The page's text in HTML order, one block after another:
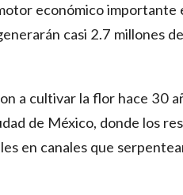
económico importante
casi 2.7 millones
a cultivar la flor hace 30
de México, donde los
en canales que